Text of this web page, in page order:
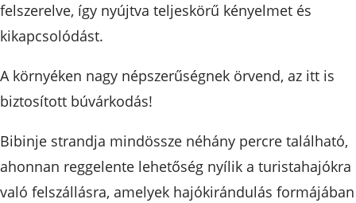
felszerelve, így nyújtva teljeskörű kényelmet és
kikapcsolódást.
A környéken nagy népszerűségnek örvend, az itt is
biztosított búvárkodás!
Bibinje strandja mindössze néhány percre található,
ahonnan reggelente lehetőség nyílik a turistahajókra
való felszállásra, amelyek hajókirándulás